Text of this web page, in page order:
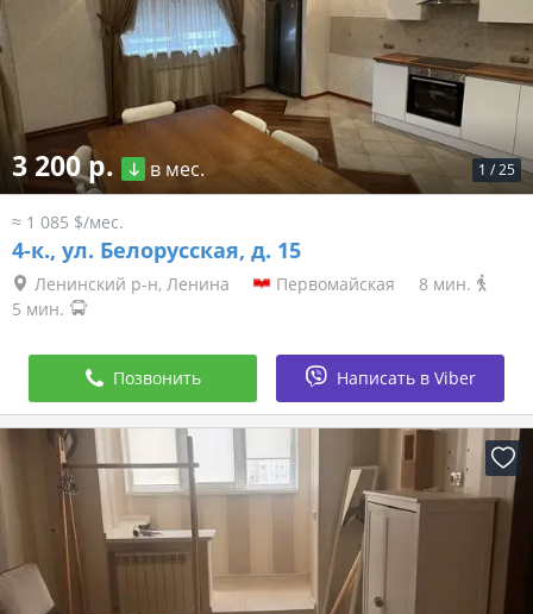
1 /25
3 200 р. в мес.
≈ 1 085 $/мес.
4-к., ул. Белорусская, д. 15
Ленинский р-н, Ленина Первомайская
8 мин.
5 мин.
Позвонить Написать в Viber